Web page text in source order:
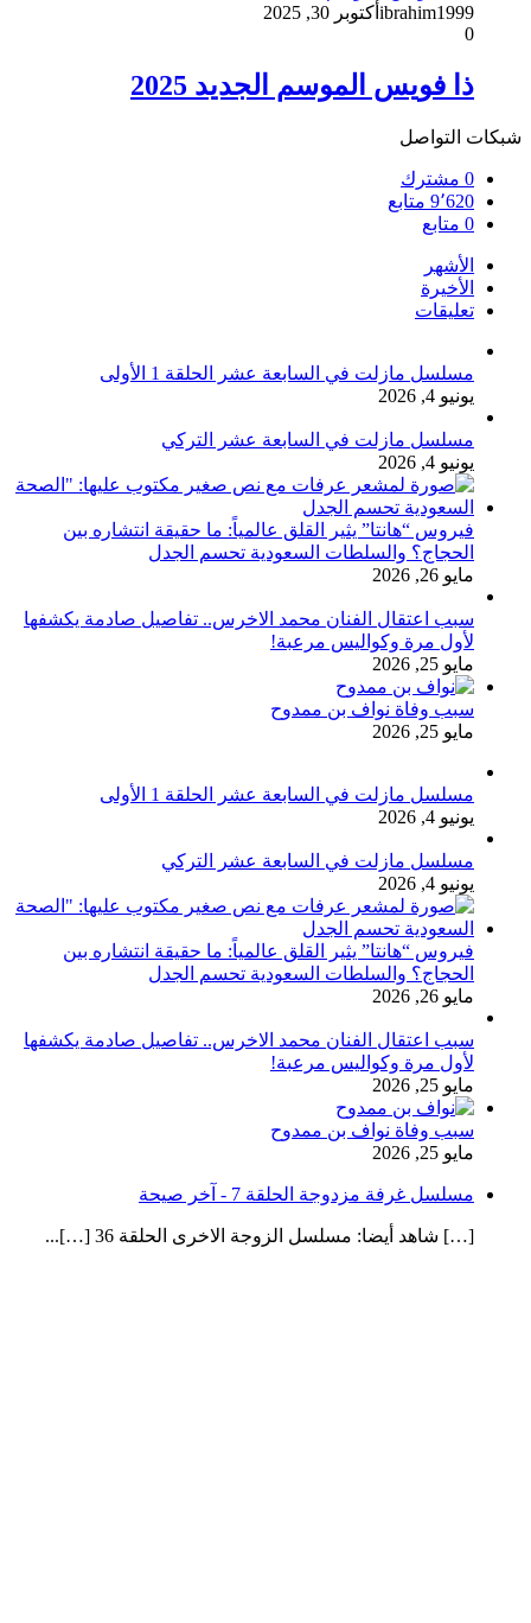
ibrahim1999 أكتوبر 30, 2025
0
ذا فويس الموسم الجديد 2025
شبكات التواصل
0 مشترك
9٬620 متابع
0 متابع
الأشهر
الأخيرة
تعليقات
مسلسل مازلت في السابعة عشر الحلقة 1 الأولى
يونيو 4, 2026
مسلسل مازلت في السابعة عشر التركي
يونيو 4, 2026
فيروس “هانتا” يثير القلق عالمياً: ما حقيقة انتشاره بين
الحجاج؟ والسلطات السعودية تحسم الجدل
مايو 26, 2026
سبب اعتقال الفنان محمد الاخرس.. تفاصيل صادمة يكشفها
لأول مرة وكواليس مرعبة!
مايو 25, 2026
سبب وفاة نواف بن ممدوح
مايو 25, 2026
مسلسل مازلت في السابعة عشر الحلقة 1 الأولى
يونيو 4, 2026
مسلسل مازلت في السابعة عشر التركي
يونيو 4, 2026
فيروس “هانتا” يثير القلق عالمياً: ما حقيقة انتشاره بين
الحجاج؟ والسلطات السعودية تحسم الجدل
مايو 26, 2026
سبب اعتقال الفنان محمد الاخرس.. تفاصيل صادمة يكشفها
لأول مرة وكواليس مرعبة!
مايو 25, 2026
سبب وفاة نواف بن ممدوح
مايو 25, 2026
مسلسل غرفة مزدوجة الحلقة 7 - آخر صيحة
[…] شاهد أيضا: مسلسل الزوجة الاخرى الحلقة 36 […]...